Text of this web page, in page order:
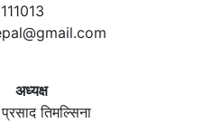
अध्यक्ष
तिमल्सिना